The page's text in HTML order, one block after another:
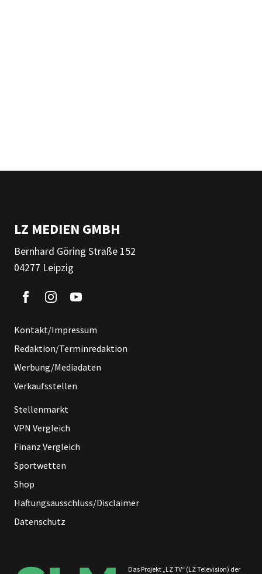
LZ MEDIEN GMBH
Bernhard Göring Straße 152
04277 Leipzig
Kontakt/Impressum
Redaktion/Terminredaktion
Werbung/Mediadaten
Verkaufsstellen
Stellenmarkt
VPN Vergleich
Finanz Vergleich
Sportwetten
Shop
Haftungsausschluss/Disclaimer
Datenschutz
Das Projekt „LZ TV“ (LZ Television) der